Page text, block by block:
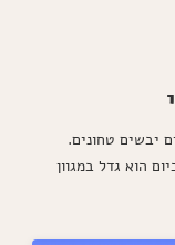
יבשים טחונים.
הוא גדל במגוון